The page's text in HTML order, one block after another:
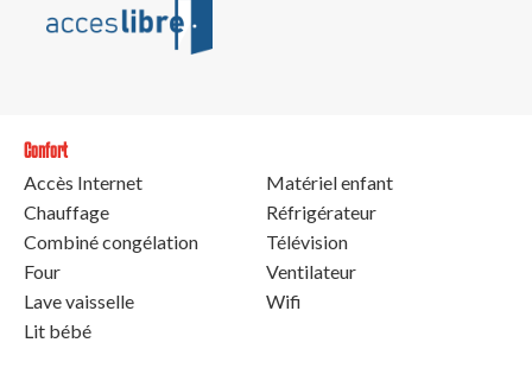
Confort
Accès Internet
Chauffage
Combiné congélation
Four
Lave vaisselle
Lit bébé
Matériel enfant
Réfrigérateur
Télévision
Ventilateur
Wifi